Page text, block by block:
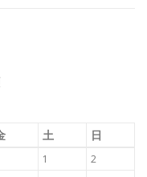
土 日
1 2